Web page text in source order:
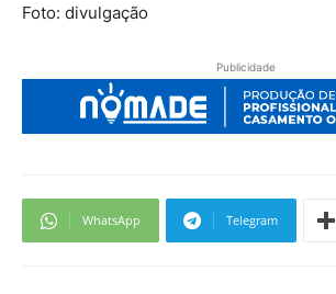
Foto: divulgação
Publicidade
WhatsApp Telegram